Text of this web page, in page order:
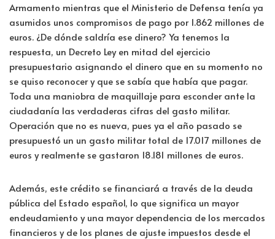
Armamento mientras que el Ministerio de Defensa tenía ya
asumidos unos compromisos de pago por 1.862 millones de
euros. ¿De dónde saldría ese dinero? Ya tenemos la
respuesta, un Decreto Ley en mitad del ejercicio
presupuestario asignando el dinero que en su momento no
se quiso reconocer y que se sabía que había que pagar.
Toda una maniobra de maquillaje para esconder ante la
ciudadanía las verdaderas cifras del gasto militar.
Operación que no es nueva, pues ya el año pasado se
presupuestó un un gasto militar total de 17.017 millones de
euros y realmente se gastaron 18.181 millones de euros.
Además, este crédito se financiará a través de la deuda
pública del Estado español, lo que significa un mayor
endeudamiento y una mayor dependencia de los mercados
financieros y de los planes de ajuste impuestos desde el